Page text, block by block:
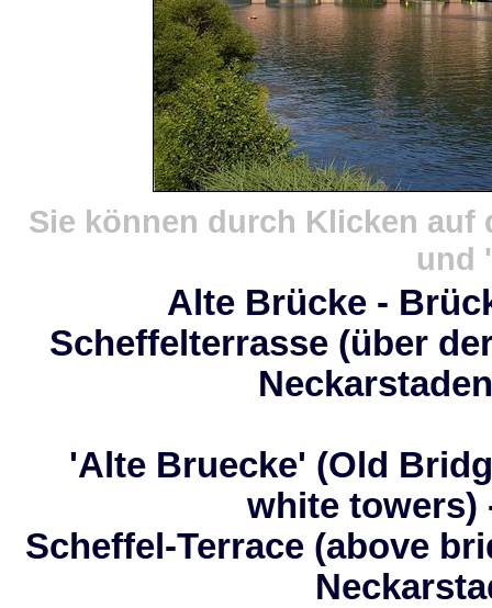
Sie können durch Klicken
und
Alte Brücke -
Scheffelterrasse (über
'Alte Bruecke' (Old
white towers)
Scheffel-Terrace (above